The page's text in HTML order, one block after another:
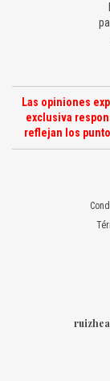
Las opiniones
exclusiva
reflejan los